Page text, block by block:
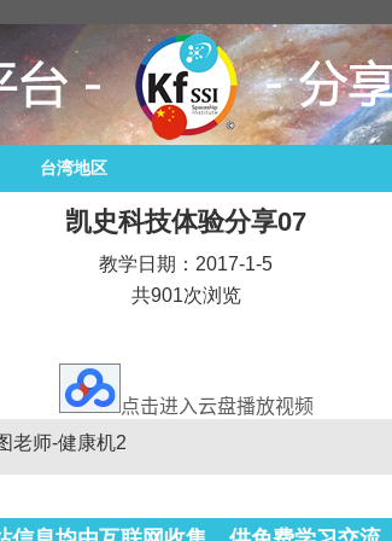
台湾地区
凯史科技体验分享07
教学日期：2017-1-5
共901次浏览
点击进入云盘播放视频
老师-健康机2